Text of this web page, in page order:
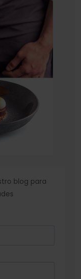
blog para